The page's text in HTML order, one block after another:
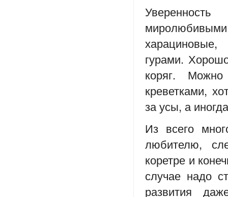
гурами.
коряг.
креветками,
за усы, а
Из всего
любителю,
коретре и
случае надо
развития